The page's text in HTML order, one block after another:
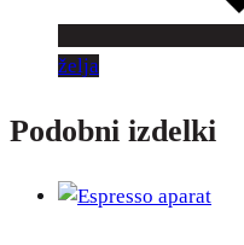
želja
Podobni izdelki